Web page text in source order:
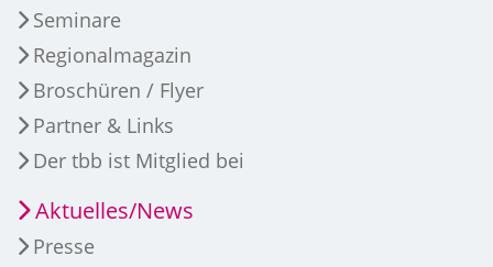
Seminare
Regionalmagazin
Broschüren / Flyer
Partner & Links
Der tbb ist Mitglied bei
Aktuelles/News
Presse